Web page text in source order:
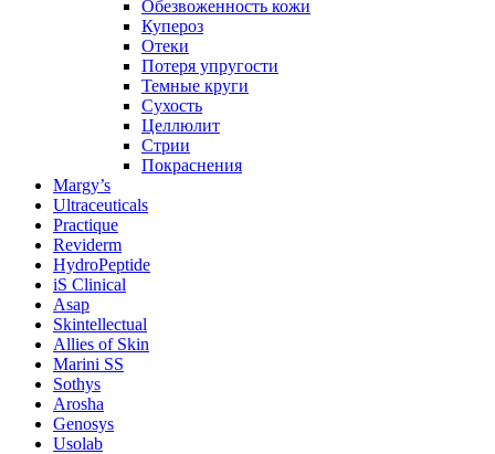
Обезвоженность кожи
Купероз
Отеки
Потеря упругости
Темные круги
Сухость
Целлюлит
Стрии
Покраснения
Margy’s
Ultraceuticals
Practique
Reviderm
HydroPeptide
iS Clinical
Asap
Skintellectual
Allies of Skin
Marini SS
Sothys
Arosha
Genosys
Usolab